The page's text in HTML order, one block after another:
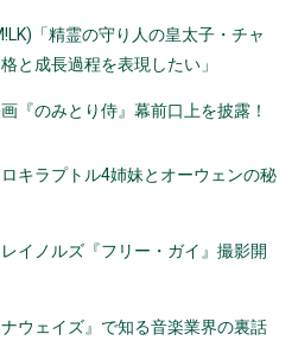
「精霊の守り人の皇太子・チャ
と成長過程を表現したい」
『のみとり侍』幕前口上を披露！
キラプトル4姉妹とオーウェンの秘
イノルズ『フリー・ガイ』撮影開
ウェイズ』で知る音楽業界の裏話